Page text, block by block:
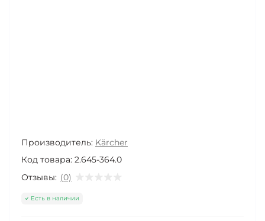
Производитель: Kärcher
Код товара: 2.645-364.0
Отзывы: (0)
Есть в наличии